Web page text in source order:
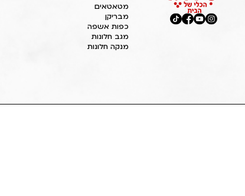
מטאטאים
מבריקן
כפות אשפה
מגב חלונות
מנקה חלונות